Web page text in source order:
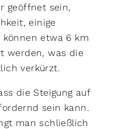
geöffnet sein,
einige
etwa 6 km
werden, was die
verkürzt.
die Steigung auf
sein kann.
man schließlich